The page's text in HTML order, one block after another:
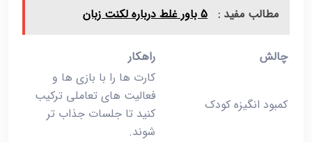
مطالب مفید : 5 باور غلط درباره لکنت زبان
چالش راهکار
کمبود انگیزه کودک
کارت‌ ها را با بازی‌ ها و
فعالیت‌ های تعاملی ترکیب
کنید تا جلسات جذاب ‌تر
شوند.